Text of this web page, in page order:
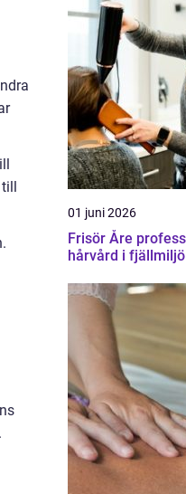
01 juni 2026
Frisör Åre professionell
hårvård i fjällmiljö